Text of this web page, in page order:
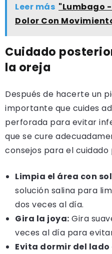
Leer más "Lumbago
Dolor Con
Cuidado
la oreja
Después de hacerte un
importante que cuides
perforada para evitar
que se cure
consejos para el
Limpia el área con
solución salina para
dos veces al día.
Gira la joya: Gira
veces al día para
Evita dormir del